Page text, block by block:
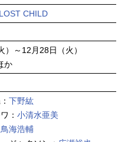
CHILD
～12月28日（火）
か
下野紘
： 小清水亜美
鳥海浩輔